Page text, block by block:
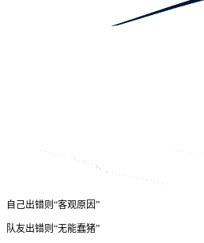
自己出错则“客观原因”
队友出错则“无能蠢猪”